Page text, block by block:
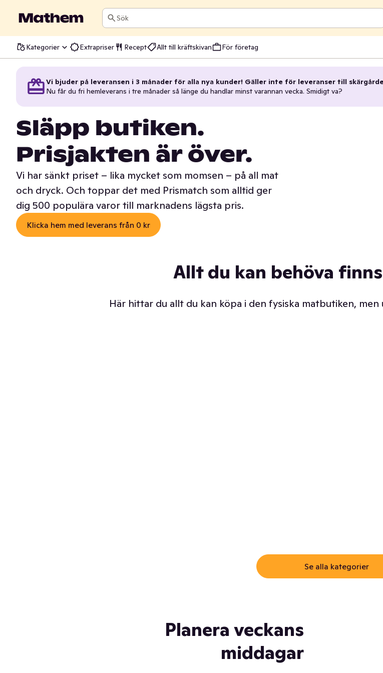
Sök
Kategorier Extrapriser Recept Allt till kräftskivan För företag
Vi bjuder på leveransen i 3 månader för alla nya kunder! Gäller inte för leveranser till
Nu får du fri hemleverans i tre månader så länge du handlar minst varannan vecka. Smidigt va?
Släpp butiken.
Prisjakten är över.
Vi har sänkt priset – lika mycket som momsen – på all mat
och dryck. Och toppar det med Prismatch som alltid ger
dig 500 populära varor till marknadens lägsta pris.
Klicka hem med leverans från 0 kr
Allt du kan behöva
Här hittar du allt du kan köpa i den fysiska matbutiken,
Se alla kategorier
Planera veckans
middagar